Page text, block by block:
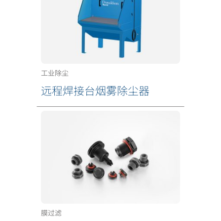
工业除尘
远程焊接台烟雾除尘器
膜过滤